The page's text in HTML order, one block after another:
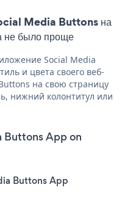
Media Buttons на
не было проще
Social Media
и цвета своего веб-
на свою страницу
нижний колонтитул или
Buttons App on
Buttons App